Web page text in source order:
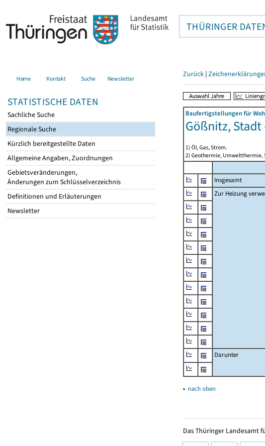
THÜRINGER
Home Kontakt Suche Newsletter
STATISTISCHE DATEN
Sachliche Suche
Regionale Suche
Kürzlich bereitgestellte Daten
Allgemeine Angaben, Zuordnungen
Gebietsveränderungen,
Änderungen zum Schlüsselverzeichnis
Definitionen und Erläuterungen
Newsletter
Zurück |
Baufertigstellungen für
Gößnitz,
1) Öl, Gas, Strom.
2) Geothermie, Umweltthermie,
Insgesamt
Zur Heizung
Darunter
▴ nach oben
Das Thüringer Landesamt